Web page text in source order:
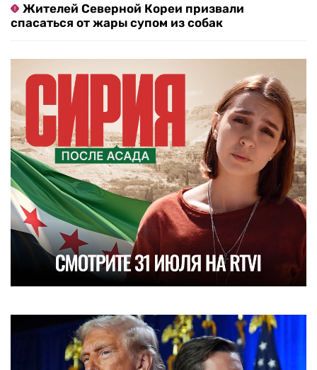
Жителей Северной Кореи призвали
спасаться от жары супом из собак